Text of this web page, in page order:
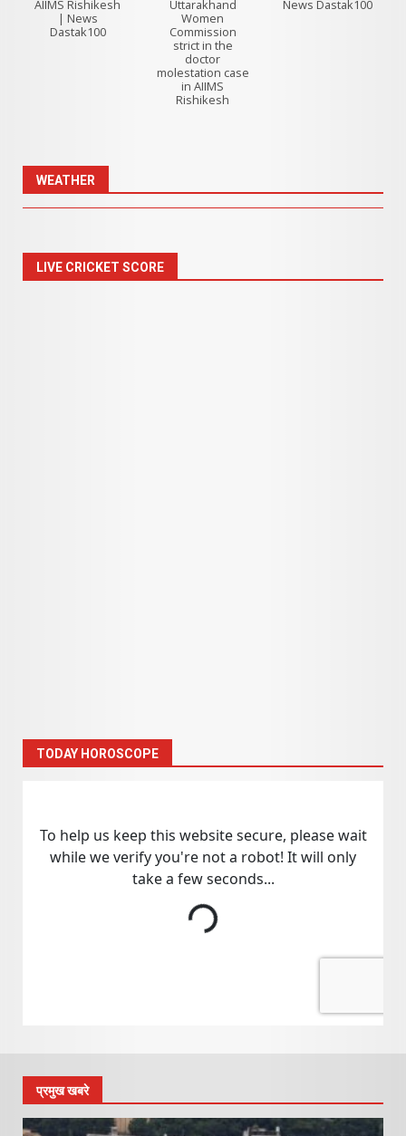
AIIMS Rishikesh
| News
Dastak100
Uttarakhand
Women
Commission
strict in the
doctor
molestation case
in AIIMS
Rishikesh
News Dastak100
WEATHER
LIVE CRICKET SCORE
TODAY HOROSCOPE
प्रमुख खबरे